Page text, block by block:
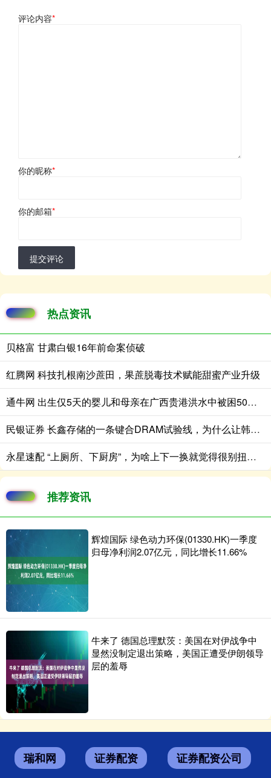
评论内容*
你的昵称*
你的邮箱*
提交评论
热点资讯
贝格富 甘肃白银16年前命案侦破
红腾网 科技扎根南沙蔗田，果蔗脱毒技术赋能甜蜜产业升级
通牛网 出生仅5天的婴儿和母亲在广西贵港洪水中被困50小时后被救
民银证券 长鑫存储的一条键合DRAM试验线，为什么让韩国存储产业警觉？
永星速配 “上厕所、下厨房”，为啥上下一换就觉得很别扭？老祖宗的讲究藏在过日子里
推荐资讯
辉煌国际 绿色动力环保(01330.HK)一季度
归母净利润2.07亿元，同比增长11.66%
牛来了 德国总理默茨：美国在对伊战争中
显然没制定退出策略，美国正遭受伊朗领导
层的羞辱
瑞和网 证券配资 证券配资公司